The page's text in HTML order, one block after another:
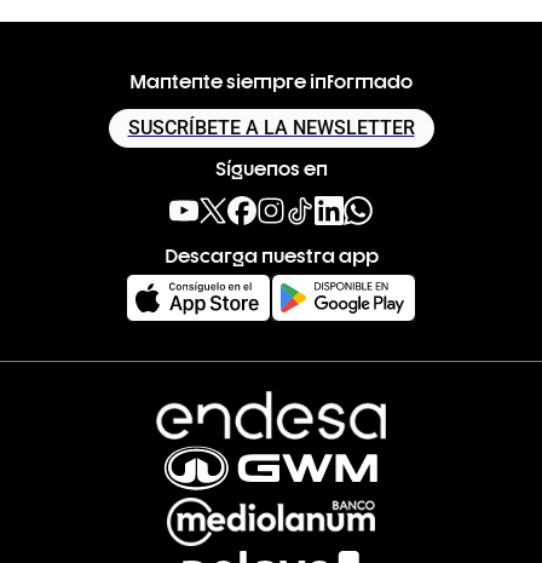
Mantente siempre informado
SUSCRÍBETE A LA NEWSLETTER
Síguenos en
Descarga nuestra app